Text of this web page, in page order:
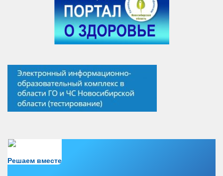
Решаем вместе